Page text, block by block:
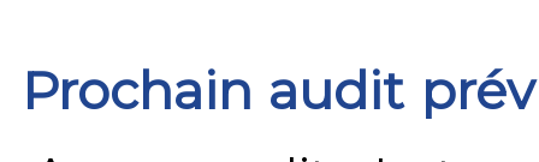
Prochain audit